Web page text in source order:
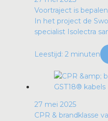
Voortraject is
In het project de
specialist Isolectra
Leestijd: 2 minuten
27 mei 2025
CPR & brandklasse